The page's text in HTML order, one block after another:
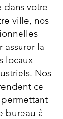
dans votre
ville, nos
assurer la
locaux
Nos
ce
bureau à